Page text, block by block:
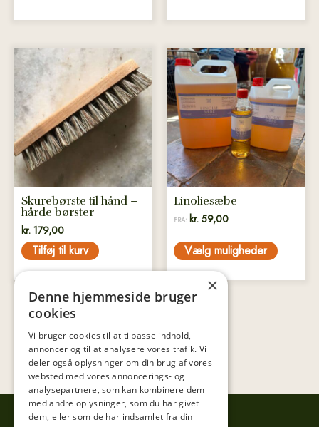
Skurebørste til hånd –
hårde børster
kr. 179,00
Tilføj til kurv
Linoliesæbe
FRA: kr. 59,00
Vælg muligheder
Dette
vare
har
flere
varianter.
Mulighederne
kan
vælges
varesiden
×
Denne hjemmeside bruger
cookies
Vi bruger cookies til at tilpasse indhold,
annoncer og til at analysere vores trafik. Vi
deler også oplysninger om din brug af vores
websted med vores annoncerings- og
analysepartnere, som kan kombinere dem
med andre oplysninger, som du har givet
dem, eller som de har indsamlet fra din